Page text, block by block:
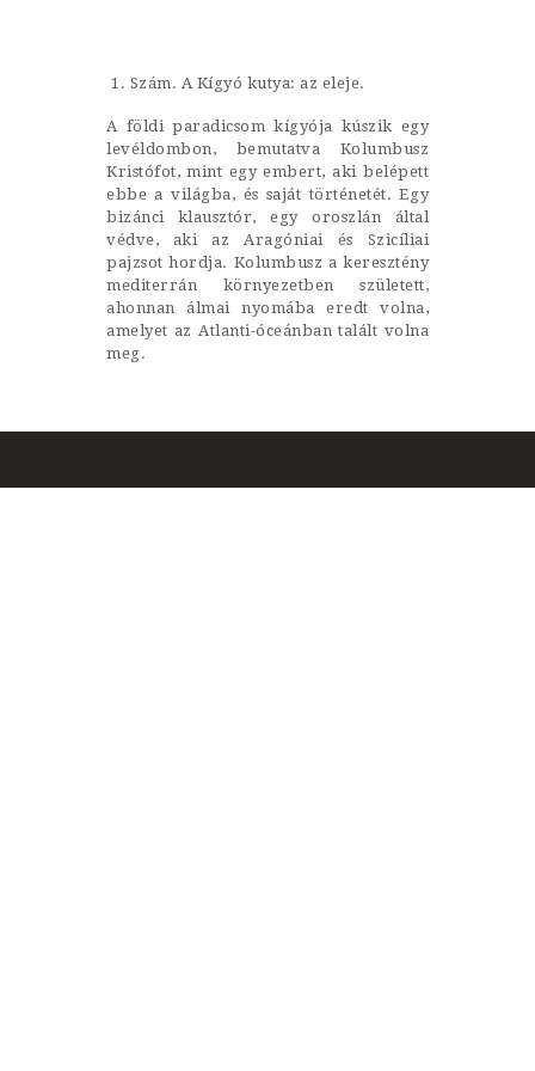
Castillo Monumento Colomares
INICIO
HISTORIA
CONSTRUCCIÓN
FOTOS
Szám. A Kígyó kutya: az eleje.
A földi paradicsom kígyója kúszik egy
levéldombon, bemutatva Kolumbusz
Kristófot, mint egy embert, aki belépett
ebbe a világba, és saját történetét. Egy
bizánci klausztór, egy oroszlán által
védve, aki az Aragóniai és Szicíliai
pajzsot hordja. Kolumbusz a keresztény
mediterrán környezetben született,
ahonnan álmai nyomába eredt volna,
amelyet az Atlanti-óceánban talált volna
meg.